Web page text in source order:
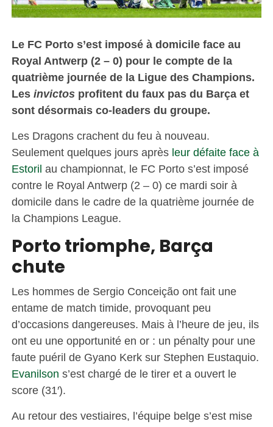
Le FC Porto s’est imposé à domicile face au
Royal Antwerp (2 – 0) pour le compte de la
quatrième journée de la Ligue des Champions.
Les invictosprofitent du faux pas du Barça et
sont désormais co-leaders du groupe.
Les Dragons crachent du feu à nouveau.
Seulement quelques jours après leur défaite face à
Estoril au championnat, le FC Porto s’est imposé
contre le Royal Antwerp (2 – 0) ce mardi soir à
domicile dans le cadre de la quatrième journée de
la Champions League.
Porto triomphe, Barça
chute
Les hommes de Sergio Conceição ont fait une
entame de match timide, provoquant peu
d’occasions dangereuses. Mais à l’heure de jeu, ils
ont eu une opportunité en or : un pénalty pour une
faute puéril de Gyano Kerk sur Stephen Eustaquio.
Evanilson s’est chargé de le tirer et a ouvert le
score (31′).
Au retour des vestiaires, l’équipe belge s’est mise